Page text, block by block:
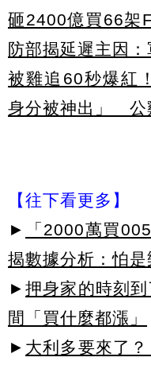
砸2400億買66
防部揭延遲主因
被雞追60秒爆紅
身分被神出」 公
【往下看更多】
►
「2000萬買
揭數據分析：怕是
► 押身家的時刻
間「買什麼都漲」
► 大利多要來了